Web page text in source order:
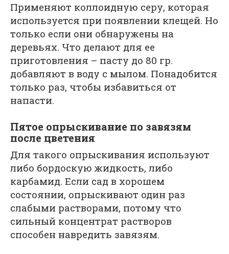
Применяют коллоидную серу, которая
используется при появлении клещей. Но
только если они обнаружены на
деревьях. Что делают для ее
приготовления – пасту до 80 гр.
добавляют в воду с мылом. Понадобится
только раз, чтобы избавиться от
напасти.
Пятое опрыскивание по завязям
после цветения
Для такого опрыскивания используют
либо бордоскую жидкость, либо
карбамид. Если сад в хорошем
состоянии, опрыскивают один раз
слабыми растворами, потому что
сильный концентрат растворов
способен навредить завязям.